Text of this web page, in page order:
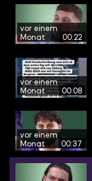
vor einem
Monat
00:22
vor einem
Monat
00:08
vor einem
Monat
00:37